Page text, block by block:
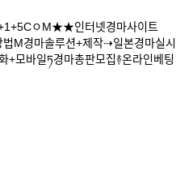
ㅇM★★인터넷경마사이트
M경마솔루션+제작⇢일본경마실시
+모바일ཏ경마총판모집࿈온라인베팅